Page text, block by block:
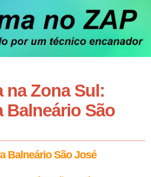
na Zona Sul:
Balneário São
Balneário São José